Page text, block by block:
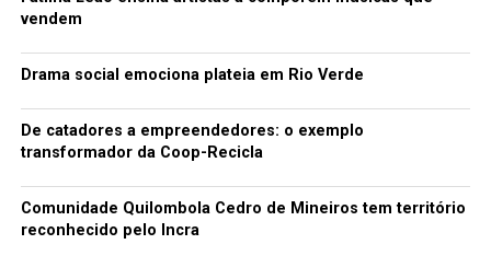
vendem
Drama social emociona plateia em Rio Verde
De catadores a empreendedores: o exemplo
transformador da Coop-Recicla
Comunidade Quilombola Cedro de Mineiros tem território
reconhecido pelo Incra